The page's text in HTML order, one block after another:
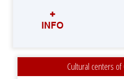
Cultural centers of